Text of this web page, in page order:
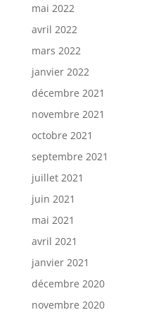
mai 2022
avril 2022
mars 2022
janvier 2022
décembre 2021
novembre 2021
octobre 2021
septembre 2021
juillet 2021
juin 2021
mai 2021
avril 2021
janvier 2021
décembre 2020
novembre 2020